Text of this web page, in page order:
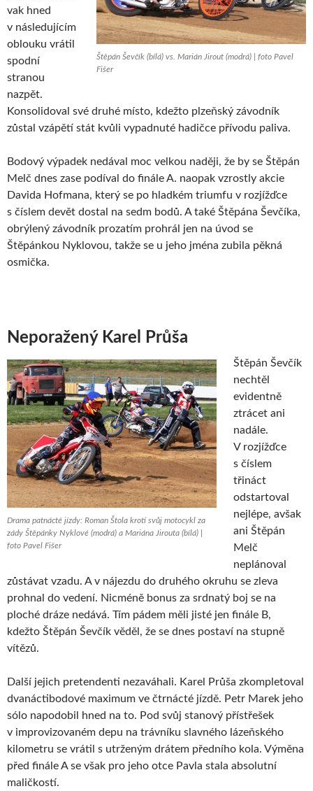
Štěpán Ševčík (bílá) vs. Marián Jirout (modrá) | foto Pavel
Fišer
vak hned
v následujícím
oblouku vrátil
spodní
stranou
nazpět.
Konsolidoval své druhé místo, kdežto plzeňský závodník
zůstal vzápětí stát kvůli vypadnuté hadičce přívodu paliva.
Bodový výpadek nedával moc velkou naději, že by se Štěpán
Melč dnes zase podíval do finále A. naopak vzrostly akcie
Davida Hofmana, který se po hladkém triumfu v rozjížďce
s číslem devět dostal na sedm bodů. A také Štěpána Ševčíka,
obrýlený závodník prozatím prohrál jen na úvod se
Štěpánkou Nyklovou, takže se u jeho jména zubila pěkná
osmička.
Neporažený Karel Průša
Drama patnácté jízdy: Roman Štola krotí svůj motocykl za
zády Štěpánky Nyklové (modrá) a Mariána Jirouta (bílá) |
foto Pavel Fišer
Štěpán Ševčík
nechtěl
evidentně
ztrácet ani
nadále.
V rozjížďce
s číslem
třináct
odstartoval
nejlépe, avšak
ani Štěpán
Melč
neplánoval
zůstávat vzadu. A v nájezdu do druhého okruhu se zleva
prohnal do vedení. Nicméně bonus za srdnatý boj se na
ploché dráze nedává. Tím pádem měli jisté jen finále B,
kdežto Štěpán Ševčík věděl, že se dnes postaví na stupně
vítězů.
Další jejich pretendenti nezaváhali. Karel Průša zkompletoval
dvanáctibodové maximum ve čtrnácté jízdě. Petr Marek jeho
sólo napodobil hned na to. Pod svůj stanový přístřešek
v improvizovaném depu na trávníku slavného lázeňského
kilometru se vrátil s utrženým drátem předního kola. Výměna
před finále A se však pro jeho otce Pavla stala absolutní
maličkostí.